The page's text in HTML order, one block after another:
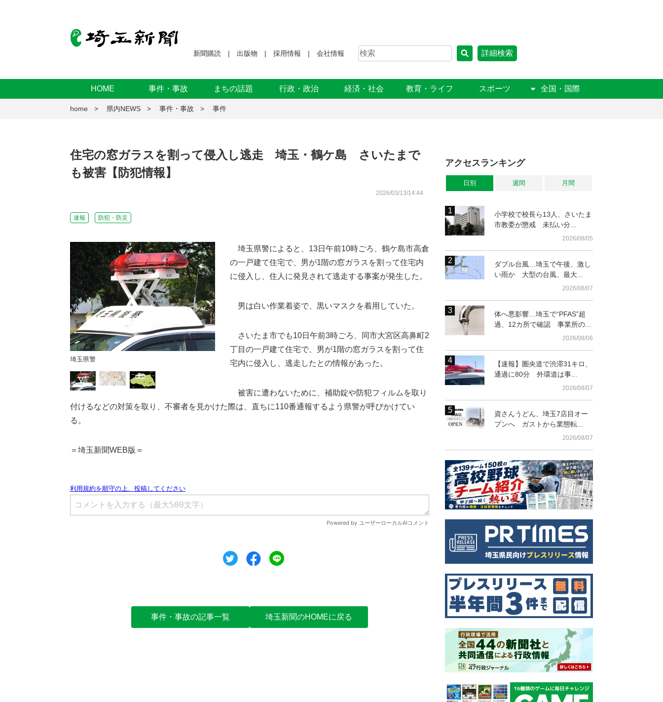
新聞購読 出版物 採用情報 会社情報 詳細検索
HOME 事件・事故 まちの話題 行政・政治 経済・社会 教育・ライフ スポーツ 全国・国際
home 県内NEWS 事件・事故 事件
住宅の窓ガラスを割って侵入し逃走 埼玉・鶴ケ島 さいたまで
も被害【防犯情報】
2026/03/13/14:44
速報 防犯・防災
埼玉県警
鶴ケ島市高倉（地図中央左）＝国土地理院HPから
鶴ケ島市の位置
埼玉県警
埼玉県警によると、13日午前10時ごろ、鶴ケ島市高倉
の一戸建て住宅で、男が1階の窓ガラスを割って住宅内
に侵入し、住人に発見されて逃走する事案が発生した。
男は白い作業着姿で、黒いマスクを着用していた。
さいたま市でも10日午前3時ごろ、同市大宮区高鼻町2
丁目の一戸建て住宅で、男が1階の窓ガラスを割って住
宅内に侵入し、逃走したとの情報があった。
被害に遭わないために、補助錠や防犯フィルムを取り
付けるなどの対策を取り、不審者を見かけた際は、直ちに110番通報するよう県警が呼びかけてい
る。
＝埼玉新聞WEB版＝
ツイートシェア
事件・事故の記事一覧 埼玉新聞のHOMEに戻る
アクセスランキング
日別 週間 月間
小学校で校長ら13人、さいたま
市教委が懲戒 未払い分...
2026/08/05
ダブル台風…埼玉で午後、激し
い雨か 大型の台風、最大...
2026/08/07
体へ悪影響…埼玉で“PFAS”超
過、12カ所で確認 事業所の...
2026/08/06
【速報】圏央道で渋滞31キロ、
通過に80分 外環道は事...
2026/08/07
資さんうどん、埼玉7店目オー
プンへ ガストから業態転...
2026/08/07